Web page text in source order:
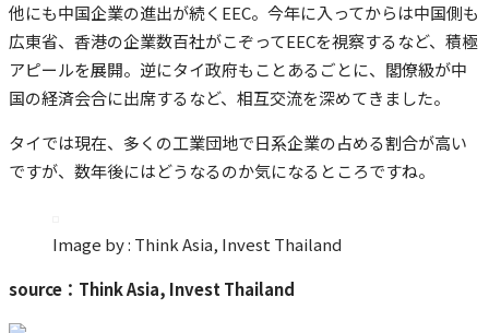
他にも中国企業の進出が続くEEC。今年に入ってからは中国側も
広東省、香港の企業数百社がこぞってEECを視察するなど、積極
アピールを展開。逆にタイ政府もことあるごとに、閣僚級が中
国の経済会合に出席するなど、相互交流を深めてきました。
タイでは現在、多くの工業団地で日系企業の占める割合が高い
ですが、数年後にはどうなるのか気になるところですね。
Image by : Think Asia, Invest Thailand
source：Think Asia, Invest Thailand